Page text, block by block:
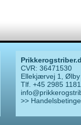
CVR: 36471530
Ellekjærvej 1,
Tlf. +45 2985 1181
>>